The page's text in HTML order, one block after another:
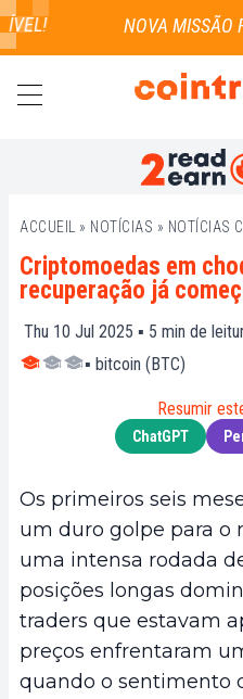
ACCUEIL » NOTÍCIAS » NOTÍCIAS
Criptomoedas em
recuperação já
Thu 10 Jul 2025 ▪ 5 min de
▪ bitcoin (BTC)
Resumir
ChatGPT
Os primeiros seis
um duro golpe para o
uma intensa rodada
posições longas
traders que estavam
preços enfrentaram
quando o sentimento